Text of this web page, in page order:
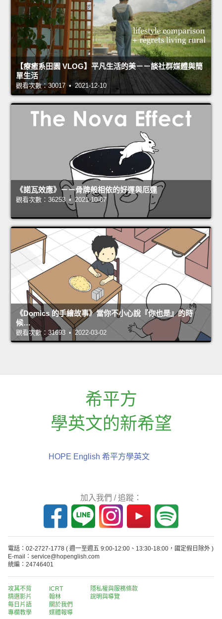
【療癒系田園 VLOG】平凡生活的美－－談社群媒體與簡
單生活
觀看次數：30017 • 2021-12-10
《諾瓦效應》－－骨牌般相依的好運與厄運
觀看次數：36253 • 2021-10-07
《Domics 的手繪故事》當你不小心說『你也是』的時
候…
觀看次數：31693 • 2022-03-02
希平方
學英文的新希望
HOPE English 希平方學英文
加入我們 / 追蹤：
電話：02-2727-1778 ( 週一至週五 9:00-12:00、13:30-18:00，國定假日除外 )
E-mail：service@hopenglish.com
統編：24746401
攻其不背
精選影片
每日片語
專欄教學
ICRT
翰林
關於我們
媒體報導
隱私權與服務條款
說明與導覽